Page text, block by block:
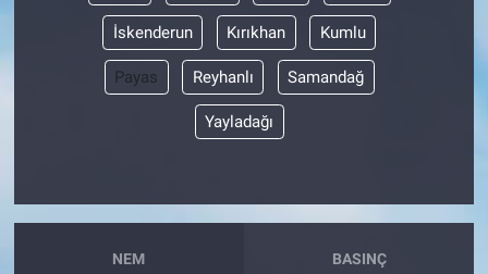
İskenderun Kırıkhan Kumlu
Payas Reyhanlı Samandağ
Yayladağı
NEM BASINÇ